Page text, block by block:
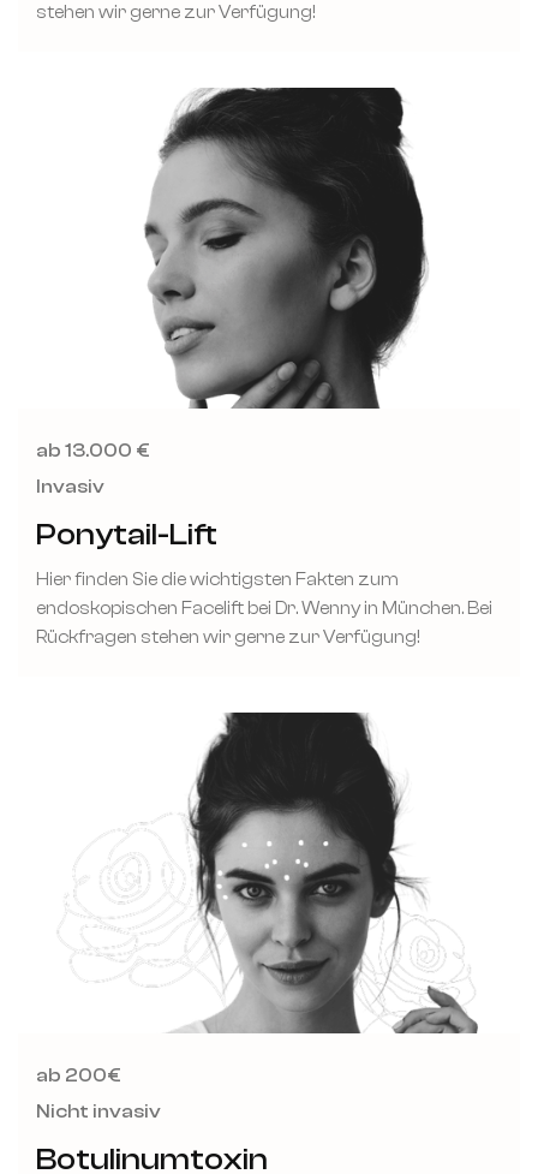
stehen wir gerne zur Verfügung!
ab 13.000 €
Invasiv
Ponytail-Lift
Hier finden Sie die wichtigsten Fakten zum
endoskopischen Facelift bei Dr. Wenny in München. Bei
Rückfragen stehen wir gerne zur Verfügung!
ab 200€
Nicht invasiv
Botulinumtoxin